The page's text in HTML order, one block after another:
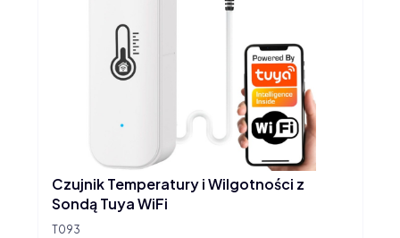
T093
Czujnik Temperatury i Wilgotności z
Sondą Tuya WiFi